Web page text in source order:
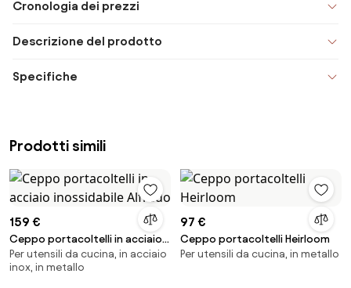
Cronologia dei prezzi
Descrizione del prodotto
Specifiche
Prodotti simili
159 €
Ceppo portacoltelli in acciaio
inossidabile Alfredo
Per utensili da cucina, in acciaio
inox, in metallo
97 €
Ceppo portacoltelli Heirloom
Per utensili da cucina, in metallo